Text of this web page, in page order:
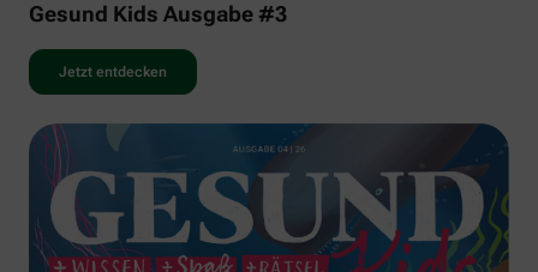
Gesund Kids Ausgabe #3
Jetzt entdecken